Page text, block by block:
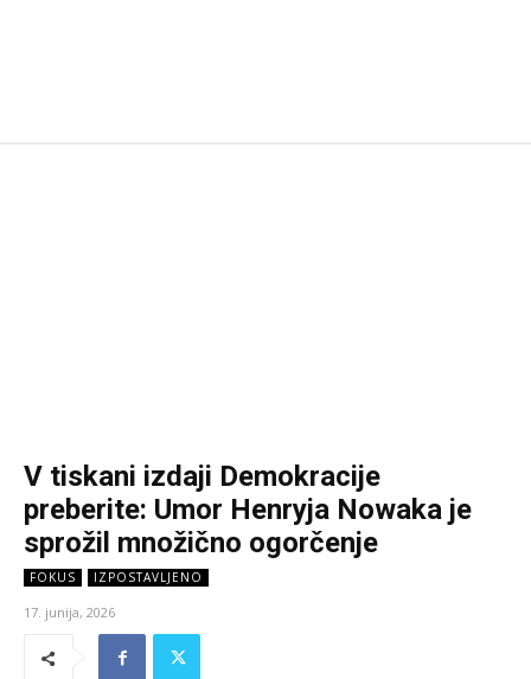
V tiskani izdaji Demokracije
preberite: Umor Henryja Nowaka je
sprožil množično ogorčenje
FOKUS IZPOSTAVLJENO
17. junija, 2026